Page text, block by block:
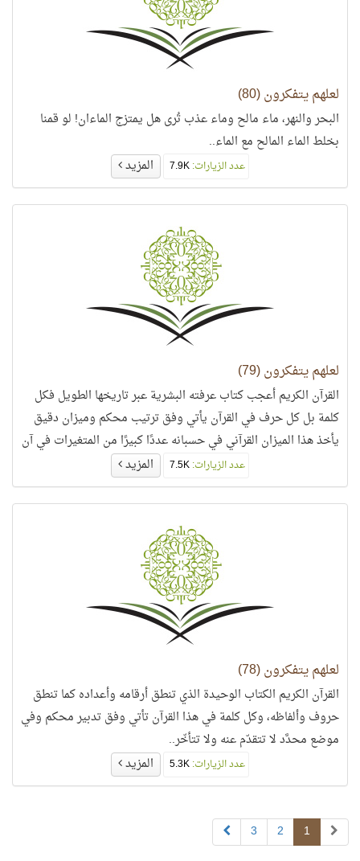
لعلهم يتفكرون (80)
البحر والنهر، ماء مالح وماء عذب تُرى هل يمتزج الماءان! لو قمنا
بخلط الماء المالح مع الماء..
عدد الزيارات: المزيد
لعلهم يتفكرون (79)
القرآن الكريم أعجب كتاب عرفته البشرية عبر تاريخها الطويل فكل
كلمة بل كل حرف في القرآن يأتي وفق ترتيب محكم وميزان دقيق
يأخذ هذا الميزان القرآني في حسبانه عددًا كبيرًا من المتغيرات في آن
عدد الزيارات: المزيد
لعلهم يتفكرون (78)
القرآن الكريم الكتاب الوحيدة الذي تنطق أرقامه وأعداده كما تنطق
حروف وألفاظه، وكل كلمة في هذا القرآن تأتي وفق تدبير محكم وفي
موضع محدَّد لا تتقدّم عنه ولا تتأخّر..
عدد الزيارات: المزيد
1
2
3